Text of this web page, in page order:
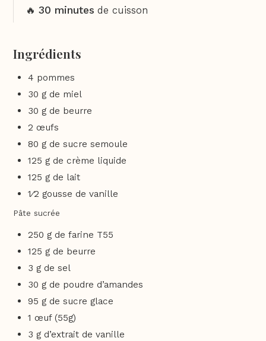
🔥 30 minutes de cuisson
Ingrédients
4 pommes
30 g de miel
30 g de beurre
2 œufs
80 g de sucre semoule
125 g de crème liquide
125 g de lait
1⁄2 gousse de vanille
Pâte sucrée
250 g de farine T55
125 g de beurre
3 g de sel
30 g de poudre d’amandes
95 g de sucre glace
1 œuf (55g)
3 g d’extrait de vanille